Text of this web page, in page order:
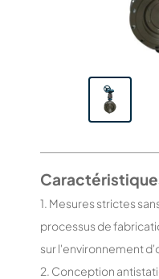
1. Mesures strictes
processus de
sur l'environnement
2. Conception